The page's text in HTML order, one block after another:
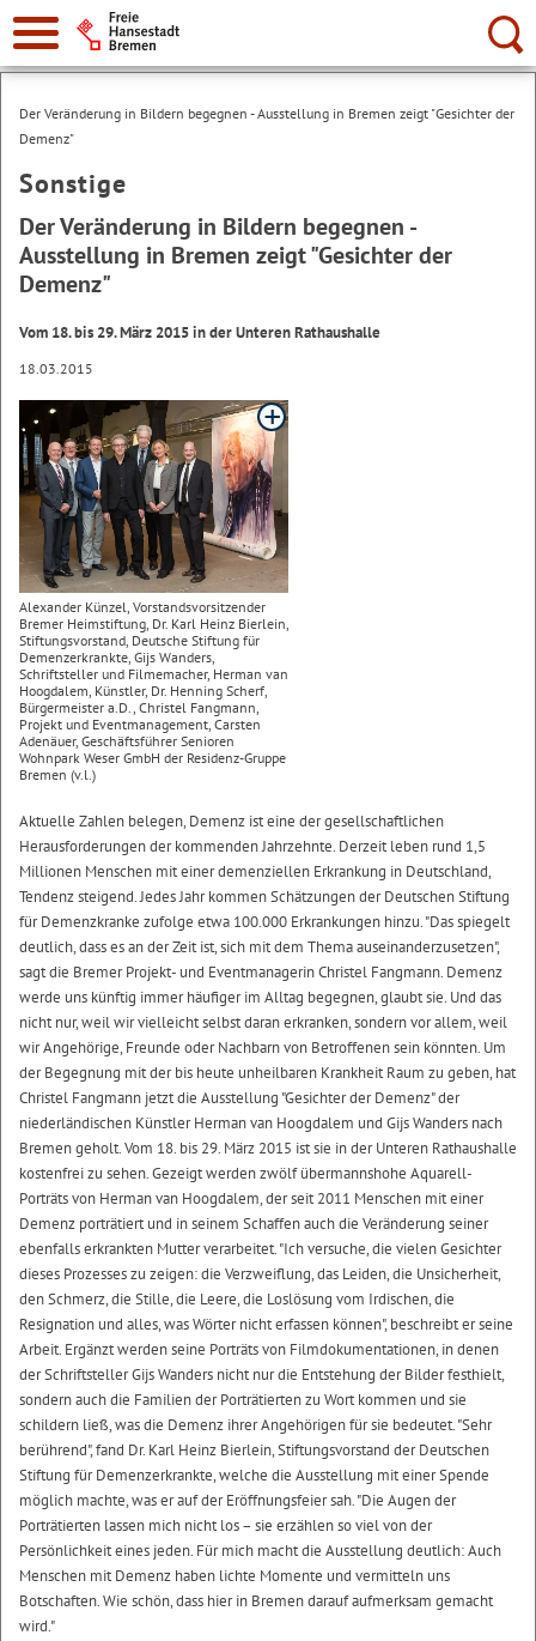
Suche:
Der Veränderung in Bildern begegnen - Ausstellung in Bremen zeigt "Gesichter der
Demenz"
Sonstige
Der Veränderung in Bildern begegnen -
Ausstellung in Bremen zeigt "Gesichter der
Demenz"
Vom 18. bis 29. März 2015 in der Unteren Rathaushalle
18.03.2015
Alexander Künzel, Vorstandsvorsitzender
Bremer Heimstiftung, Dr. Karl Heinz Bierlein,
Stiftungsvorstand, Deutsche Stiftung für
Demenzerkrankte, Gijs Wanders,
Schriftsteller und Filmemacher, Herman van
Hoogdalem, Künstler, Dr. Henning Scherf,
Bürgermeister a.D., Christel Fangmann,
Projekt und Eventmanagement, Carsten
Adenäuer, Geschäftsführer Senioren
Wohnpark Weser GmbH der Residenz-Gruppe
Bremen (v.l.)
Aktuelle Zahlen belegen, Demenz ist eine der gesellschaftlichen
Herausforderungen der kommenden Jahrzehnte. Derzeit leben rund 1,5
Millionen Menschen mit einer demenziellen Erkrankung in Deutschland,
Tendenz steigend. Jedes Jahr kommen Schätzungen der Deutschen Stiftung
für Demenzkranke zufolge etwa 100.000 Erkrankungen hinzu. "Das spiegelt
deutlich, dass es an der Zeit ist, sich mit dem Thema auseinanderzusetzen",
sagt die Bremer Projekt- und Eventmanagerin Christel Fangmann. Demenz
werde uns künftig immer häufiger im Alltag begegnen, glaubt sie. Und das
nicht nur, weil wir vielleicht selbst daran erkranken, sondern vor allem, weil
wir Angehörige, Freunde oder Nachbarn von Betroffenen sein könnten. Um
der Begegnung mit der bis heute unheilbaren Krankheit Raum zu geben, hat
Christel Fangmann jetzt die Ausstellung "Gesichter der Demenz" der
niederländischen Künstler Herman van Hoogdalem und Gijs Wanders nach
Bremen geholt. Vom 18. bis 29. März 2015 ist sie in der Unteren Rathaushalle
kostenfrei zu sehen. Gezeigt werden zwölf übermannshohe Aquarell-
Porträts von Herman van Hoogdalem, der seit 2011 Menschen mit einer
Demenz porträtiert und in seinem Schaffen auch die Veränderung seiner
ebenfalls erkrankten Mutter verarbeitet. "Ich versuche, die vielen Gesichter
dieses Prozesses zu zeigen: die Verzweiflung, das Leiden, die Unsicherheit,
den Schmerz, die Stille, die Leere, die Loslösung vom Irdischen, die
Resignation und alles, was Wörter nicht erfassen können", beschreibt er seine
Arbeit. Ergänzt werden seine Porträts von Filmdokumentationen, in denen
der Schriftsteller Gijs Wanders nicht nur die Entstehung der Bilder festhielt,
sondern auch die Familien der Porträtierten zu Wort kommen und sie
schildern ließ, was die Demenz ihrer Angehörigen für sie bedeutet. "Sehr
berührend", fand Dr. Karl Heinz Bierlein, Stiftungsvorstand der Deutschen
Stiftung für Demenzerkrankte, welche die Ausstellung mit einer Spende
möglich machte, was er auf der Eröffnungsfeier sah. "Die Augen der
Porträtierten lassen mich nicht los – sie erzählen so viel von der
Persönlichkeit eines jeden. Für mich macht die Ausstellung deutlich: Auch
Menschen mit Demenz haben lichte Momente und vermitteln uns
Botschaften. Wie schön, dass hier in Bremen darauf aufmerksam gemacht
wird."